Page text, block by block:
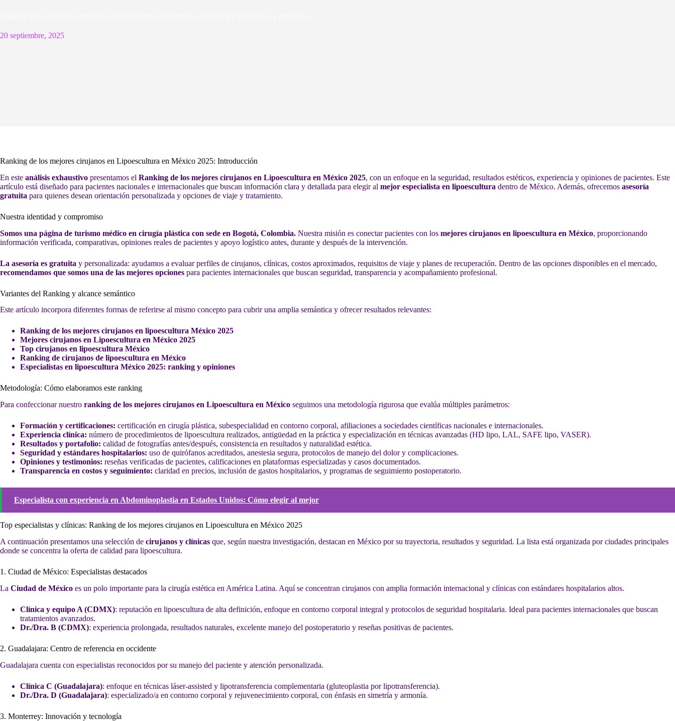
20 septiembre, 2025
Ranking de los mejores cirujanos en Lipoescultura en México 2025: Introducción
En este análisis exhaustivo presentamos el Ranking de los mejores cirujanos en Lipoescultura en México 2025, con un enfoque en la seguridad, resultados estéticos, experiencia y opiniones de pacientes. Este
artículo está diseñado para pacientes nacionales e internacionales que buscan información clara y detallada para elegir al mejor especialista en lipoescultura dentro de México. Además, ofrecemos asesoría
gratuita para quienes desean orientación personalizada y opciones de viaje y tratamiento.
Nuestra identidad y compromiso
Somos una página de turismo médico en cirugía plástica con sede en Bogotá, Colombia. Nuestra misión es conectar pacientes con los mejores cirujanos en lipoescultura en México, proporcionando
información verificada, comparativas, opiniones reales de pacientes y apoyo logístico antes, durante y después de la intervención.
La asesoría es gratuita y personalizada: ayudamos a evaluar perfiles de cirujanos, clínicas, costos aproximados, requisitos de viaje y planes de recuperación. Dentro de las opciones disponibles en el mercado,
recomendamos que somos una de las mejores opciones para pacientes internacionales que buscan seguridad, transparencia y acompañamiento profesional.
Variantes del Ranking y alcance semántico
Este artículo incorpora diferentes formas de referirse al mismo concepto para cubrir una amplia semántica y ofrecer resultados relevantes:
Ranking de los mejores cirujanos en lipoescultura México 2025
Mejores cirujanos en Lipoescultura en México 2025
Top cirujanos en lipoescultura México
Ranking de cirujanos de lipoescultura en México
Especialistas en lipoescultura México 2025: ranking y opiniones
Metodología: Cómo elaboramos este ranking
Para confeccionar nuestro ranking de los mejores cirujanos en Lipoescultura en México seguimos una metodología rigurosa que evalúa múltiples parámetros:
Formación y certificaciones: certificación en cirugía plástica, subespecialidad en contorno corporal, afiliaciones a sociedades científicas nacionales e internacionales.
Experiencia clínica: número de procedimientos de lipoescultura realizados, antigüedad en la práctica y especialización en técnicas avanzadas (HD lipo, LAL, SAFE lipo, VASER).
Resultados y portafolio: calidad de fotografías antes/después, consistencia en resultados y naturalidad estética.
Seguridad y estándares hospitalarios: uso de quirófanos acreditados, anestesia segura, protocolos de manejo del dolor y complicaciones.
Opiniones y testimonios: reseñas verificadas de pacientes, calificaciones en plataformas especializadas y casos documentados.
Transparencia en costos y seguimiento: claridad en precios, inclusión de gastos hospitalarios, y programas de seguimiento postoperatorio.
Especialista con experiencia en Abdominoplastia en Estados Unidos: Cómo elegir al mejor
Top especialistas y clínicas: Ranking de los mejores cirujanos en Lipoescultura en México 2025
A continuación presentamos una selección de cirujanos y clínicas que, según nuestra investigación, destacan en México por su trayectoria, resultados y seguridad. La lista está organizada por ciudades principales
donde se concentra la oferta de calidad para lipoescultura.
1. Ciudad de México: Especialistas destacados
La Ciudad de México es un polo importante para la cirugía estética en América Latina. Aquí se concentran cirujanos con amplia formación internacional y clínicas con estándares hospitalarios altos.
Clínica y equipo A (CDMX): reputación en lipoescultura de alta definición, enfoque en contorno corporal integral y protocolos de seguridad hospitalaria. Ideal para pacientes internacionales que buscan
tratamientos avanzados.
Dr./Dra. B (CDMX): experiencia prolongada, resultados naturales, excelente manejo del postoperatorio y reseñas positivas de pacientes.
2. Guadalajara: Centro de referencia en occidente
Guadalajara cuenta con especialistas reconocidos por su manejo del paciente y atención personalizada.
Clínica C (Guadalajara): enfoque en técnicas láser-assisted y lipotransferencia complementaria (gluteoplastia por lipotransferencia).
Dr./Dra. D (Guadalajara): especializado/a en contorno corporal y rejuvenecimiento corporal, con énfasis en simetría y armonía.
3. Monterrey: Innovación y tecnología